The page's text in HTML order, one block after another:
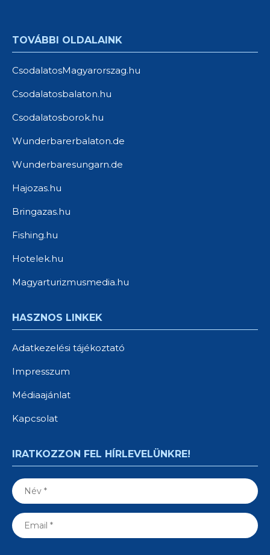
TOVÁBBI OLDALAINK
CsodalatosMagyarorszag.hu
Csodalatosbalaton.hu
Csodalatosborok.hu
Wunderbarerbalaton.de
Wunderbaresungarn.de
Hajozas.hu
Bringazas.hu
Fishing.hu
Hotelek.hu
Magyarturizmusmedia.hu
HASZNOS LINKEK
Adatkezelési tájékoztató
Impresszum
Médiaajánlat
Kapcsolat
IRATKOZZON FEL HÍRLEVELÜNKRE!